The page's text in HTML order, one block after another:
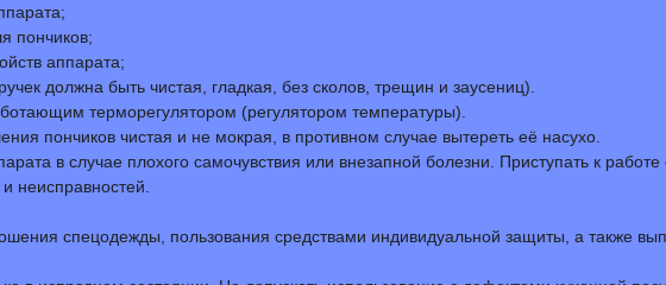
пончиков;
аппарата;
должна быть чистая, гладкая, без сколов, трещин и заусениц).
терморегулятором (регулятором температуры).
пончиков чистая и не мокрая, в противном случае вытереть её насухо.
в случае плохого самочувствия или внезапной болезни. Приступать к
неисправностей.
спецодежды, пользования средствами индивидуальной защиты, а также